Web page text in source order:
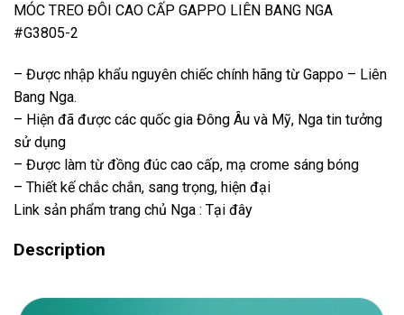
MÓC TREO ĐÔI CAO CẤP GAPPO LIÊN BANG NGA
#G3805-2
– Được nhập khẩu nguyên chiếc chính hãng từ Gappo – Liên
Bang Nga.
– Hiện đã được các quốc gia Đông Âu và Mỹ, Nga tin tưởng
sử dụng
– Được làm từ đồng đúc cao cấp, mạ crome sáng bóng
– Thiết kế chắc chắn, sang trọng, hiện đại
Link sản phẩm trang chủ Nga : Tại đây
Description